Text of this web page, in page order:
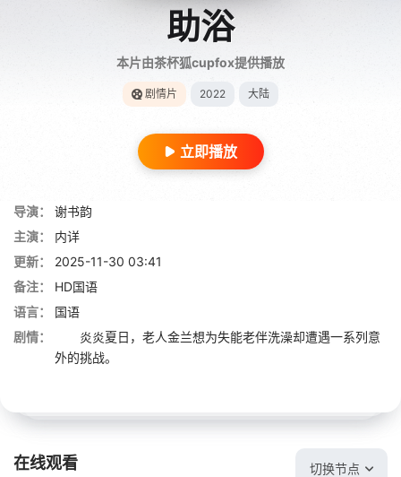
助浴
本片由茶杯狐cupfox提供播放
剧情片 2022 大陆
立即播放
导演：
谢书韵
主演：
内详
更新：
2025-11-30 03:41
备注：
HD国语
语言：
国语
剧情：
炎炎夏日，老人金兰想为失能老伴洗澡却遭遇一系列意
外的挑战。
在线观看 切换节点